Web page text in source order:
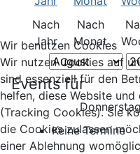
Nach
Jahr
Nach
Monat
Events für
Keine Termine
Wir benutzen Cookies
Wir nutzen Cookies auf
sind essenziell für den
helfen, diese Website
(Tracking Cookies). Sie
die Cookies zulassen
einer Ablehnung